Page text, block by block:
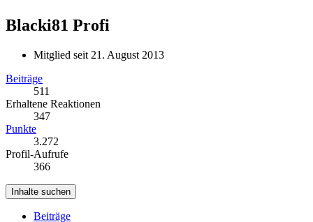
Blacki81 Profi
Mitglied seit 21. August 2013
Beiträge
511
Erhaltene Reaktionen
347
Punkte
3.272
Profil-Aufrufe
366
Inhalte suchen
Beiträge